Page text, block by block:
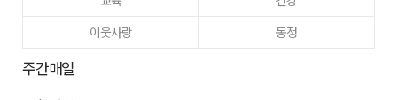
이웃사랑
동정
주간매일